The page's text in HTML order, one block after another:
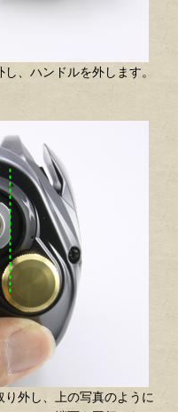
、ハンドルを外します。
外し、上の写真のように